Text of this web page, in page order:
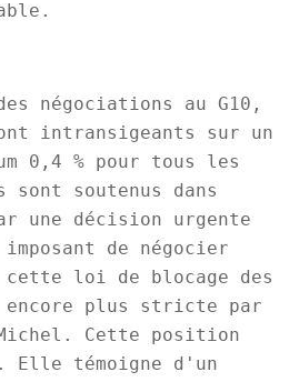
négociations au G10,
intransigeants sur un
0,4 % pour tous les
soutenus dans
une décision urgente
imposant de négocier
cette loi de blocage des
encore plus stricte par
Cette position
Elle témoigne d'un